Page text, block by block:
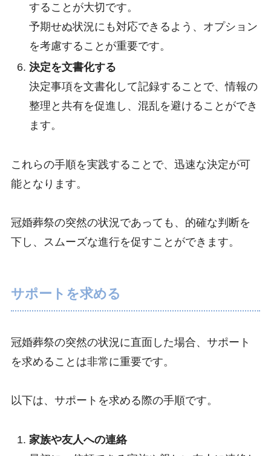
することが大切です。
予期せぬ状況にも対応できるよう、オプション
を考慮することが重要です。
決定を文書化する
決定事項を文書化して記録することで、情報の
整理と共有を促進し、混乱を避けることができ
ます。
これらの手順を実践することで、迅速な決定が可
能となります。
冠婚葬祭の突然の状況であっても、的確な判断を
下し、スムーズな進行を促すことができます。
サポートを求める
冠婚葬祭の突然の状況に直面した場合、サポート
を求めることは非常に重要です。
以下は、サポートを求める際の手順です。
家族や友人への連絡